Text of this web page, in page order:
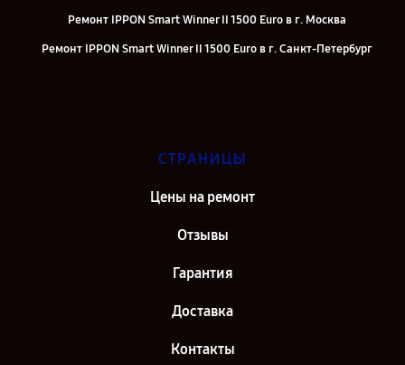
Ремонт IPPON Smart Winner II 1500 Euro в г. Москва
Ремонт IPPON Smart Winner II 1500 Euro в г. Санкт-Петербург
СТРАНИЦЫ
Цены на ремонт
Отзывы
Гарантия
Доставка
Контакты